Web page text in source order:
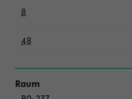
8
48